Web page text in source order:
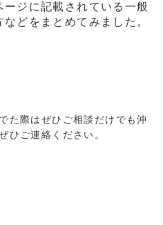
ージに記載されている一般
どをまとめてみました。
た際はぜひご相談だけでも沖
ひご連絡ください。